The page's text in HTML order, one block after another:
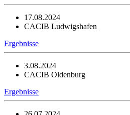
17.08.2024
CACIB Ludwigshafen
Ergebnisse
3.08.2024
CACIB Oldenburg
Ergebnisse